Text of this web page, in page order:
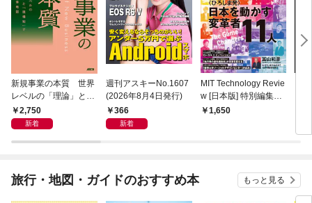
新規事業の本質 世界
レベルの「理論」と
「現場知」で描く全体
地図
2,750
新着
週刊アスキーNo.1607
(2026年8月4日発行)
366
新着
MIT Technology Revie
w [日本版] 特別編集
ポスト都市時代の社会
1,650
旅行・地図・ガイドのおすすめ本 もっと見る